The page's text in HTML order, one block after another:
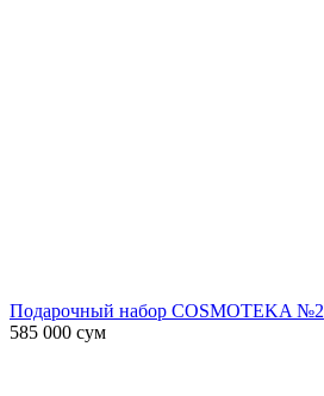
Подарочный набор COSMOTEKA №2
585 000 сум